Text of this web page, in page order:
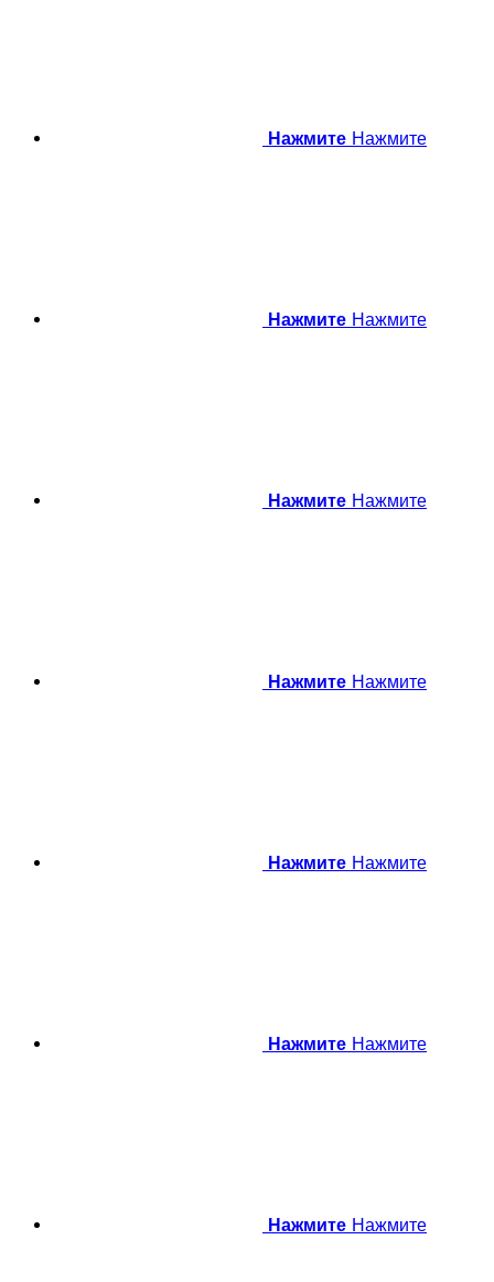
Нажмите Нажмите
Нажмите Нажмите
Нажмите Нажмите
Нажмите Нажмите
Нажмите Нажмите
Нажмите Нажмите
Нажмите Нажмите